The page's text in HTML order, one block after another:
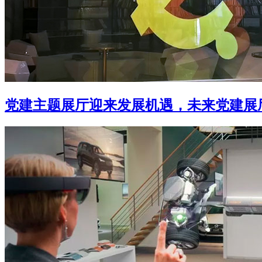
党建主题展厅迎来发展机遇，未来党建展